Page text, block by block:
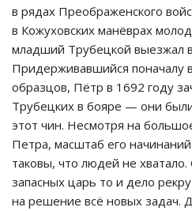
в рядах Преображенского
в Кожуховских манёврах
младший Трубецкой выезжал
Придерживавшийся поначалу
образцов, Пётр в 1692 году
Трубецких в бояре — они
этот чин. Несмотря на
Петра, масштаб его
таковы, что людей не хватало.
запасных царь то и дело
на решение всё новых задач.